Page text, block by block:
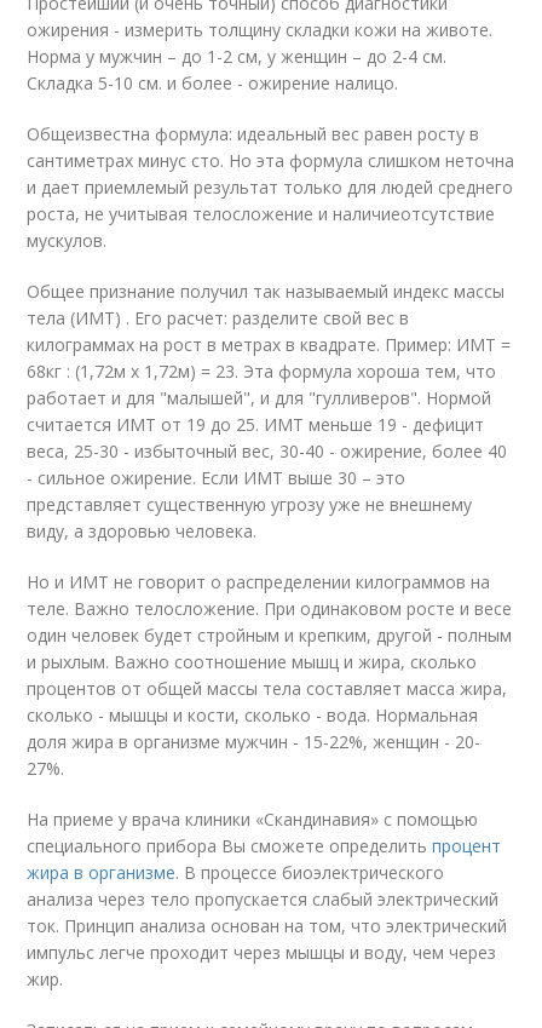
ожирения - измерить толщину складки кожи на животе.
Норма у мужчин – до 1-2 см, у женщин – до 2-4 см.
Складка 5-10 см. и более - ожирение налицо.
Общеизвестна формула: идеальный вес равен росту в
сантиметрах минус сто. Но эта формула слишком неточна
и дает приемлемый результат только для людей среднего
роста, не учитывая телосложение и наличиеотсутствие
мускулов.
Общее признание получил так называемый индекс массы
тела (ИМТ) . Его расчет: разделите свой вес в
килограммах на рост в метрах в квадрате. Пример: ИМТ =
68кг : (1,72м х 1,72м) = 23. Эта формула хороша тем, что
работает и для "малышей", и для "гулливеров". Нормой
считается ИМТ от 19 до 25. ИМТ меньше 19 - дефицит
веса, 25-30 - избыточный вес, 30-40 - ожирение, более 40
- сильное ожирение. Если ИМТ выше 30 – это
представляет существенную угрозу уже не внешнему
виду, а здоровью человека.
Но и ИМТ не говорит о распределении килограммов на
теле. Важно телосложение. При одинаковом росте и весе
один человек будет стройным и крепким, другой - полным
и рыхлым. Важно соотношение мышц и жира, сколько
процентов от общей массы тела составляет масса жира,
сколько - мышцы и кости, сколько - вода. Нормальная
доля жира в организме мужчин - 15-22%, женщин - 20-
27%.
На приеме у врача клиники «Скандинавия» с помощью
специального прибора Вы сможете определитьпроцент
жира в организме. В процессе биоэлектрического
анализа через тело пропускается слабый электрический
ток. Принцип анализа основан на том, что электрический
импульс легче проходит через мышцы и воду, чем через
жир.